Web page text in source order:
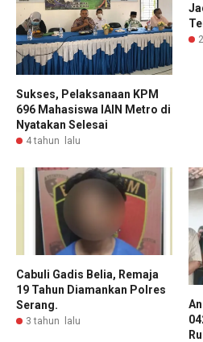
Sukses, Pelaksanaan KPM
696 Mahasiswa IAIN Metro di
Nyatakan Selesai
4 tahun lalu
Cabuli Gadis Belia, Remaja
19 Tahun Diamankan Polres
Serang.
3 tahun lalu